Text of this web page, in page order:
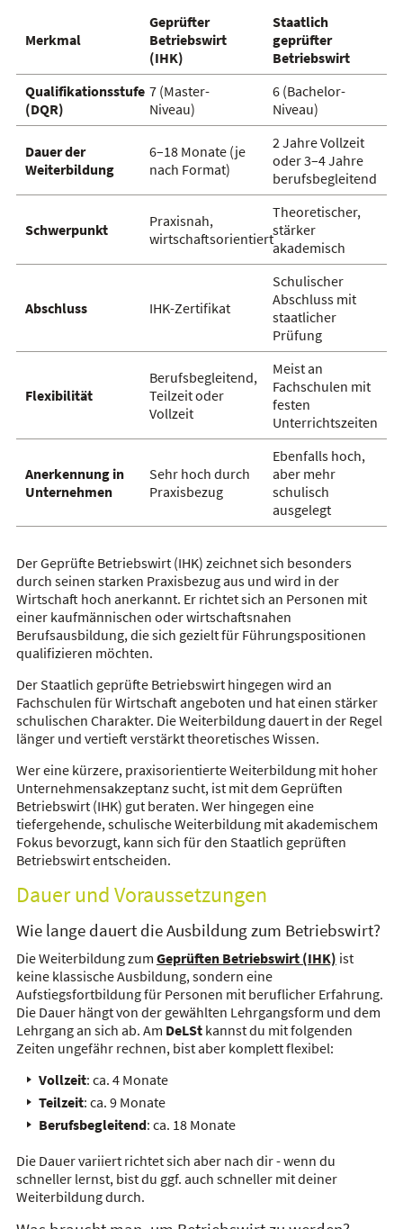
Merkmal
Geprüfter
Betriebswirt
(IHK)
Staatlich
geprüfter
Betriebswirt
Qualifikationsstufe
(DQR)
7 (Master-
Niveau)
6 (Bachelor-
Niveau)
Dauer der
Weiterbildung
6–18 Monate (je
nach Format)
2 Jahre Vollzeit
oder 3–4 Jahre
berufsbegleitend
Schwerpunkt
Praxisnah,
wirtschaftsorientiert
Theoretischer,
stärker
akademisch
Abschluss IHK-Zertifikat
Schulischer
Abschluss mit
staatlicher
Prüfung
Flexibilität
Berufsbegleitend,
Teilzeit oder
Vollzeit
Meist an
Fachschulen mit
festen
Unterrichtszeiten
Anerkennung in
Unternehmen
Sehr hoch durch
Praxisbezug
Ebenfalls hoch,
aber mehr
schulisch
ausgelegt
Der Geprüfte Betriebswirt (IHK) zeichnet sich besonders
durch seinen starken Praxisbezug aus und wird in der
Wirtschaft hoch anerkannt. Er richtet sich an Personen mit
einer kaufmännischen oder wirtschaftsnahen
Berufsausbildung, die sich gezielt für Führungspositionen
qualifizieren möchten.
Der Staatlich geprüfte Betriebswirt hingegen wird an
Fachschulen für Wirtschaft angeboten und hat einen stärker
schulischen Charakter. Die Weiterbildung dauert in der Regel
länger und vertieft verstärkt theoretisches Wissen.
Wer eine kürzere, praxisorientierte Weiterbildung mit hoher
Unternehmensakzeptanz sucht, ist mit dem Geprüften
Betriebswirt (IHK) gut beraten. Wer hingegen eine
tiefergehende, schulische Weiterbildung mit akademischem
Fokus bevorzugt, kann sich für den Staatlich geprüften
Betriebswirt entscheiden.
Dauer und Voraussetzungen
Wie lange dauert die Ausbildung zum Betriebswirt?
Die Weiterbildung zum Geprüften Betriebswirt (IHK) ist
keine klassische Ausbildung, sondern eine
Aufstiegsfortbildung für Personen mit beruflicher Erfahrung.
Die Dauer hängt von der gewählten Lehrgangsform und dem
Lehrgang an sich ab. Am DeLStkannst du mit folgenden
Zeiten ungefähr rechnen, bist aber komplett flexibel:
Vollzeit: ca. 4 Monate
Teilzeit: ca. 9 Monate
Berufsbegleitend: ca. 18 Monate
Die Dauer variiert richtet sich aber nach dir - wenn du
schneller lernst, bist du ggf. auch schneller mit deiner
Weiterbildung durch.